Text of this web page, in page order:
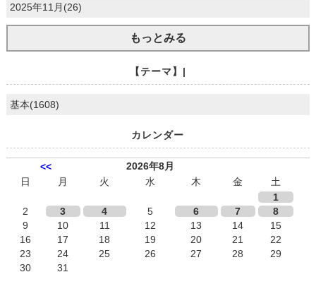
2025年11月(26)
もっとみる
【テーマ】|
基本(1608)
カレンダー
<<
2026年8月
日
月 火 水 木 金
土
1
2
3 4 5 6 7
8
9
10 11 12 13 14
15
16
17 18 19 20 21
22
23
24 25 26 27 28
29
30
31